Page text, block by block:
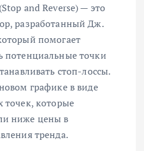
and Reverse) — это
разработанный Дж.
помогает
потенциальные точки
стоп-лоссы.
графике в виде
точек, которые
ниже цены в
тренда.